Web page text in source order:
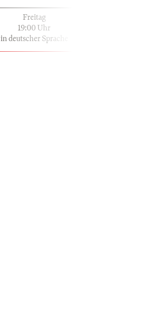
Freitag
19:00 Uhr
in deutscher Sprache